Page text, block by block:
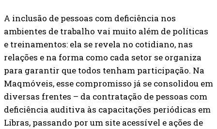
A inclusão de pessoas com deficiência nos
ambientes de trabalho vai muito além de políticas
e treinamentos: ela se revela no cotidiano, nas
relações e na forma como cada setor se organiza
para garantir que todos tenham participação. Na
Maqmóveis, esse compromisso já se consolidou em
diversas frentes – da contratação de pessoas com
deficiência auditiva às capacitações periódicas em
Libras, passando por um site acessível e ações de